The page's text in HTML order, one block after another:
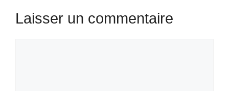
Laisser un commentaire